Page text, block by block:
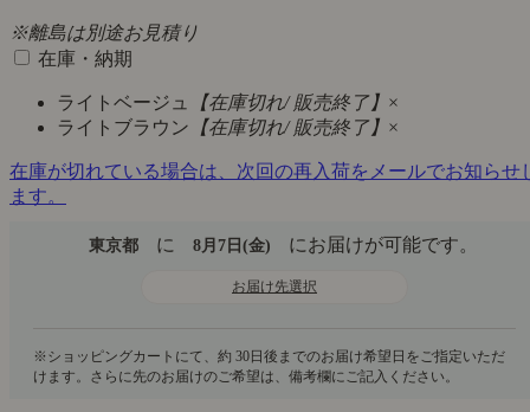
※離島は別途お見積り
在庫・納期
ライトベージュ 【在庫切れ/ 販売終了】 ×
ライトブラウン 【在庫切れ/ 販売終了】 ×
在庫が切れている場合は、次回の再入荷をメールでお知らせ
ます。
東京都 に 8月7日(金) にお届けが可能です。
お届け先選択